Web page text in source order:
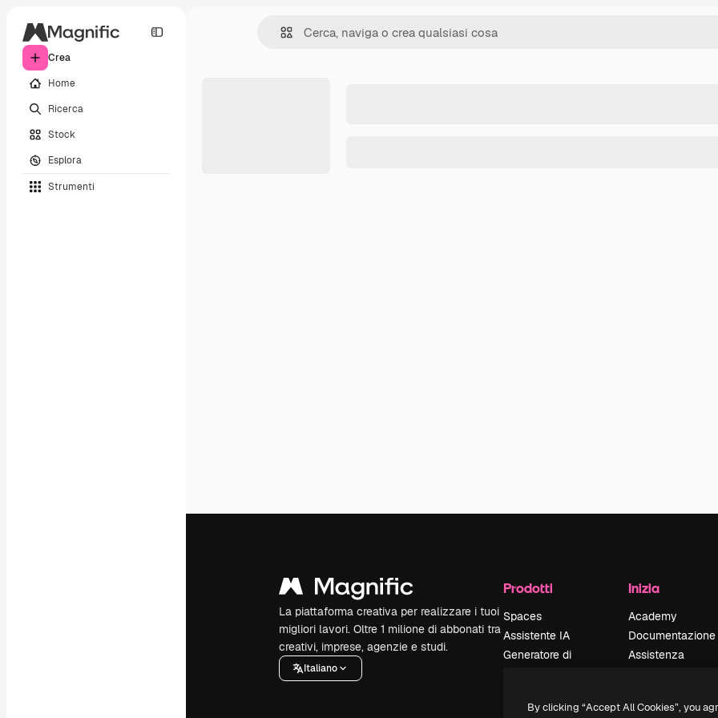
Crea
Home
Ricerca
Stock
Esplora
Strumenti
La piattaforma creativa per realizzare i tuoi
migliori lavori. Oltre 1 milione di abbonati tra
creativi, imprese, agenzie e studi.
Italiano
Prodotti
Spaces
Assistente IA
Generatore di
Inizia
Academy
Documentazione
Assistenza
Politica sulla
By clicking “Accept All Cookies”, you